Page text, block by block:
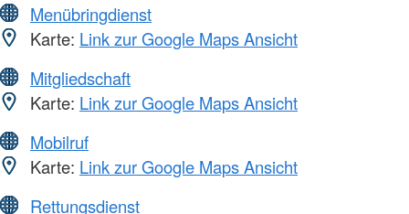
Menübringdienst
Karte: Link zur Google Maps Ansicht
Mitgliedschaft
Karte: Link zur Google Maps Ansicht
Mobilruf
Karte: Link zur Google Maps Ansicht
Rettungsdienst